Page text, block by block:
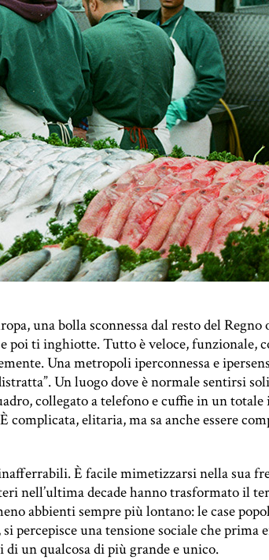
una bolla sconnessa dal resto del Regno
ti inghiotte. Tutto è veloce, funzionale,
Una metropoli iperconnessa e
Un luogo dove è normale sentirsi
collegato a telefono e cuffie in un
elitaria, ma sa anche essere
È facile mimetizzarsi nella sua
nell’ultima decade hanno trasformato il
abbienti sempre più lontano: le case
percepisce una tensione sociale che
un qualcosa di più grande e unico.